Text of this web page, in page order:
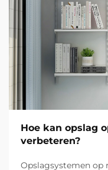
Hoe kan opslag
verbeteren?
Opslagsystemen op